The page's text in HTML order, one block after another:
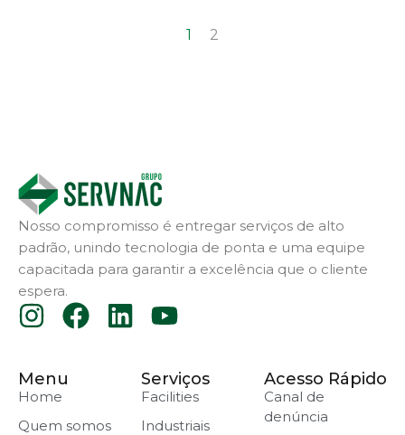
1 2
Nosso compromisso é entregar serviços de alto
padrão, unindo tecnologia de ponta e uma equipe
capacitada para garantir a excelência que o cliente
espera.
Menu
Home
Quem somos
Serviços
Facilities
Industriais
Acesso Rápido
Canal de
denúncia